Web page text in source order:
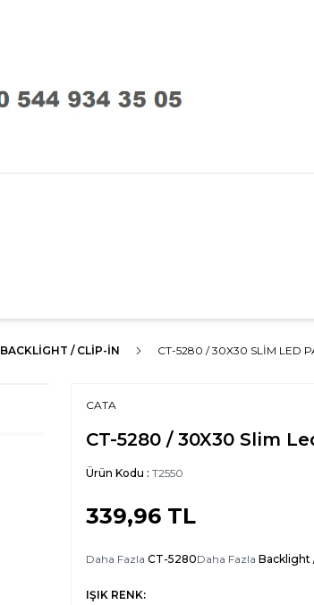
BACKLIGHT / CLIP-IN CT-5280 / 30X30 SLIM LED
CATA
CT-5280 / 30X30 Slim
Ürün Kodu : T2550
339,96 TL
Daha Fazla CT-5280Daha Fazla Backlight
IŞIK RENK: